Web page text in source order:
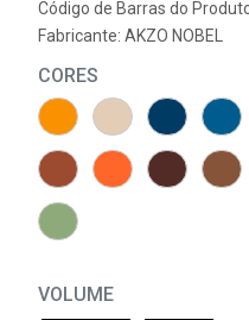
Código de Barras do
Fabricante: AKZO NOBEL
CORES
VOLUME